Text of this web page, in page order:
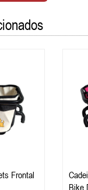
Frontal
Bike